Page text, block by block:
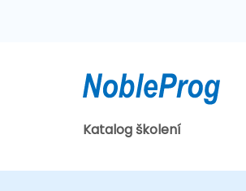
Katalog školení